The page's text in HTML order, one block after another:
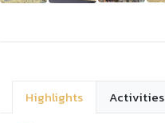
Highlights Activities